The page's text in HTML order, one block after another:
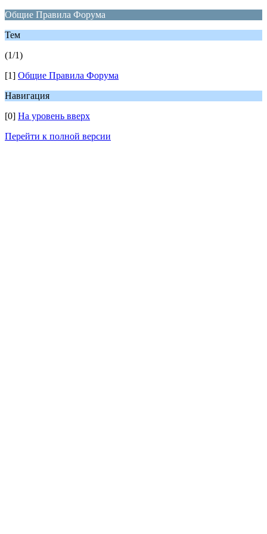
Общие Правила Форума
Тем
(1/1)
[1] Общие Правила Форума
Навигация
[0] На уровень вверх
Перейти к полной версии